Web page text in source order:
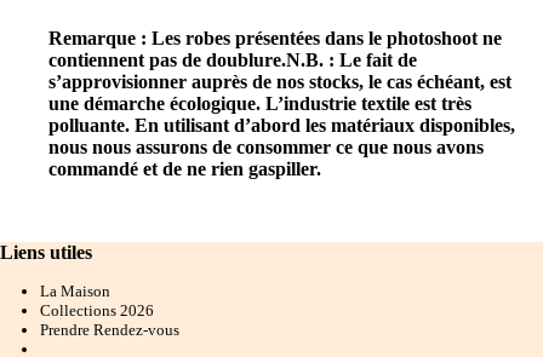
Remarque : Les robes présentées dans le photoshoot ne
contiennent pas de doublure.N.B. : Le fait de
s’approvisionner auprès de nos stocks, le cas échéant, est
une démarche écologique. L’industrie textile est très
polluante. En utilisant d’abord les matériaux disponibles,
nous nous assurons de consommer ce que nous avons
commandé et de ne rien gaspiller.
Liens utiles
La Maison
Collections 2026
Prendre Rendez-vous